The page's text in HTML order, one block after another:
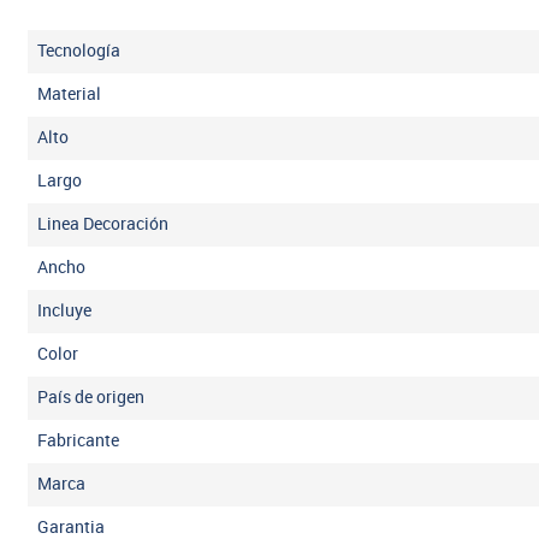
Tecnología
Material
Alto
Largo
Linea Decoración
Ancho
Incluye
Color
País de origen
Fabricante
Marca
Garantia